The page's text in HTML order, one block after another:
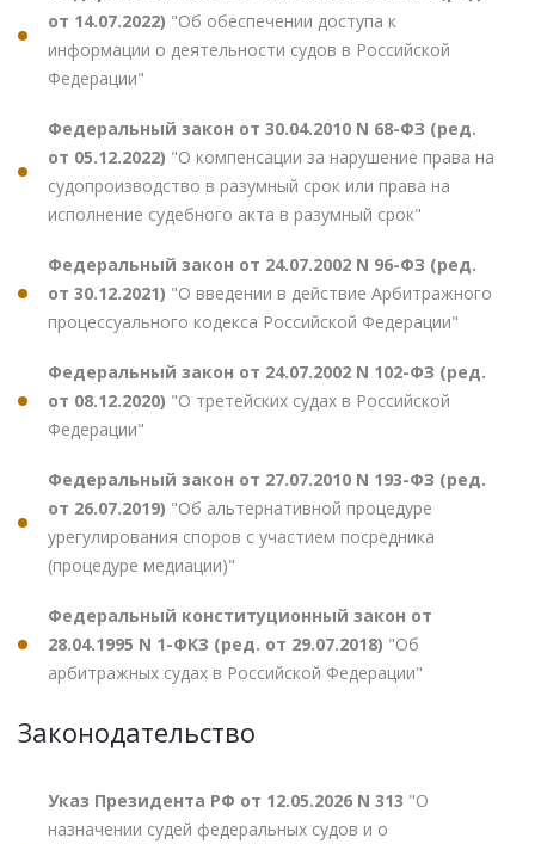
от 14.07.2022) "Об обеспечении доступа к
информации о деятельности судов в Российской
Федерации"
Федеральный закон от 30.04.2010 N 68-ФЗ (ред.
от 05.12.2022) "О компенсации за нарушение права на
судопроизводство в разумный срок или права на
исполнение судебного акта в разумный срок"
Федеральный закон от 24.07.2002 N 96-ФЗ (ред.
от 30.12.2021) "О введении в действие Арбитражного
процессуального кодекса Российской Федерации"
Федеральный закон от 24.07.2002 N 102-ФЗ (ред.
от 08.12.2020) "О третейских судах в Российской
Федерации"
Федеральный закон от 27.07.2010 N 193-ФЗ (ред.
от 26.07.2019) "Об альтернативной процедуре
урегулирования споров с участием посредника
(процедуре медиации)"
Федеральный конституционный закон от
28.04.1995 N 1-ФКЗ (ред. от 29.07.2018) "Об
арбитражных судах в Российской Федерации"
Законодательство
Указ Президента РФ от 12.05.2026 N 313 "О
назначении судей федеральных судов и о